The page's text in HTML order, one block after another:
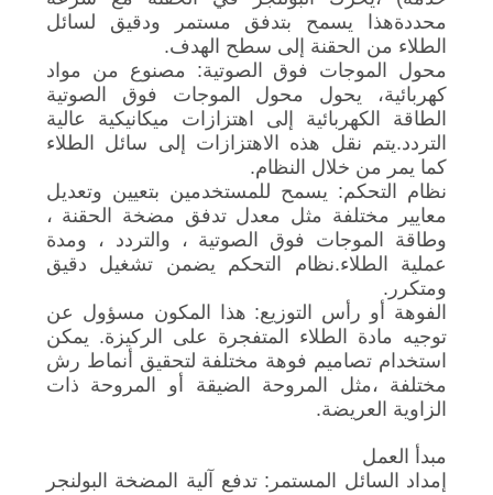
محددةهذا يسمح بتدفق مستمر ودقيق لسائل
الطلاء من الحقنة إلى سطح الهدف.
محول الموجات فوق الصوتية: مصنوع من مواد
كهربائية، يحول محول الموجات فوق الصوتية
الطاقة الكهربائية إلى اهتزازات ميكانيكية عالية
التردد.يتم نقل هذه الاهتزازات إلى سائل الطلاء
كما يمر من خلال النظام.
نظام التحكم: يسمح للمستخدمين بتعيين وتعديل
معايير مختلفة مثل معدل تدفق مضخة الحقنة ،
وطاقة الموجات فوق الصوتية ، والتردد ، ومدة
عملية الطلاء.نظام التحكم يضمن تشغيل دقيق
ومتكرر.
الفوهة أو رأس التوزيع: هذا المكون مسؤول عن
توجيه مادة الطلاء المتفجرة على الركيزة. يمكن
استخدام تصاميم فوهة مختلفة لتحقيق أنماط رش
مختلفة ،مثل المروحة الضيقة أو المروحة ذات
الزاوية العريضة.
مبدأ العمل
إمداد السائل المستمر: تدفع آلية المضخة البولنجر